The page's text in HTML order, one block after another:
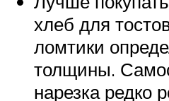
хлеб для
ломтики
толщины.
нарезка редко